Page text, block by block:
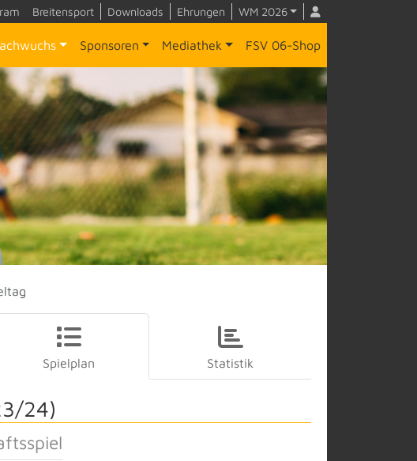
Breitensport Downloads Ehrungen WM 2026
Sponsoren Mediathek FSV 06-Shop
Spielplan Statistik
24)